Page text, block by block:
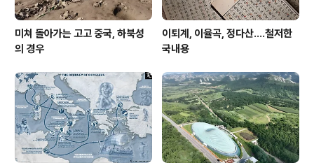
미쳐 돌아가는 고고 중국, 하북성
의 경우
이퇴계, 이율곡, 정다산....철저한
국내용